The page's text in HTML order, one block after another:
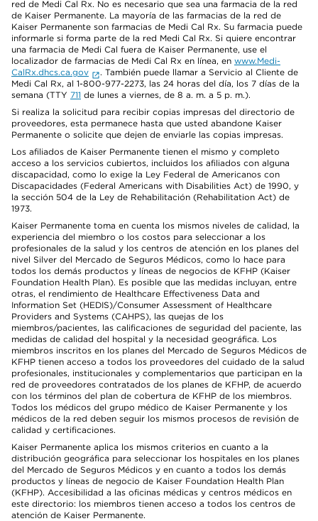
red de Medi Cal Rx. No es necesario que sea una farmacia de la red
de Kaiser Permanente. La mayoría de las farmacias de la red de
Kaiser Permanente son farmacias de Medi Cal Rx. Su farmacia puede
informarle si forma parte de la red Medi Cal Rx. Si quiere encontrar
una farmacia de Medi Cal fuera de Kaiser Permanente, use el
localizador de farmacias de Medi Cal Rx en línea, en www.Medi-
CalRx.dhcs.ca.gov
. También puede llamar a Servicio al Cliente de
Medi Cal Rx, al 1-800-977-2273, las 24 horas del día, los 7 días de la
semana (TTY 711 de lunes a viernes, de 8 a. m. a 5 p. m.).
Si realiza la solicitud para recibir copias impresas del directorio de
proveedores, esta permanece hasta que usted abandone Kaiser
Permanente o solicite que dejen de enviarle las copias impresas.
Los afiliados de Kaiser Permanente tienen el mismo y completo
acceso a los servicios cubiertos, incluidos los afiliados con alguna
discapacidad, como lo exige la Ley Federal de Americanos con
Discapacidades (Federal Americans with Disabilities Act) de 1990, y
la sección 504 de la Ley de Rehabilitación (Rehabilitation Act) de
1973.
Kaiser Permanente toma en cuenta los mismos niveles de calidad, la
experiencia del miembro o los costos para seleccionar a los
profesionales de la salud y los centros de atención en los planes del
nivel Silver del Mercado de Seguros Médicos, como lo hace para
todos los demás productos y líneas de negocios de KFHP (Kaiser
Foundation Health Plan). Es posible que las medidas incluyan, entre
otras, el rendimiento de Healthcare Effectiveness Data and
Information Set (HEDIS)/Consumer Assessment of Healthcare
Providers and Systems (CAHPS), las quejas de los
miembros/pacientes, las calificaciones de seguridad del paciente, las
medidas de calidad del hospital y la necesidad geográfica. Los
miembros inscritos en los planes del Mercado de Seguros Médicos de
KFHP tienen acceso a todos los proveedores del cuidado de la salud
profesionales, institucionales y complementarios que participan en la
red de proveedores contratados de los planes de KFHP, de acuerdo
con los términos del plan de cobertura de KFHP de los miembros.
Todos los médicos del grupo médico de Kaiser Permanente y los
médicos de la red deben seguir los mismos procesos de revisión de
calidad y certificaciones.
Kaiser Permanente aplica los mismos criterios en cuanto a la
distribución geográfica para seleccionar los hospitales en los planes
del Mercado de Seguros Médicos y en cuanto a todos los demás
productos y líneas de negocio de Kaiser Foundation Health Plan
(KFHP). Accesibilidad a las oficinas médicas y centros médicos en
este directorio: los miembros tienen acceso a todos los centros de
atención de Kaiser Permanente.